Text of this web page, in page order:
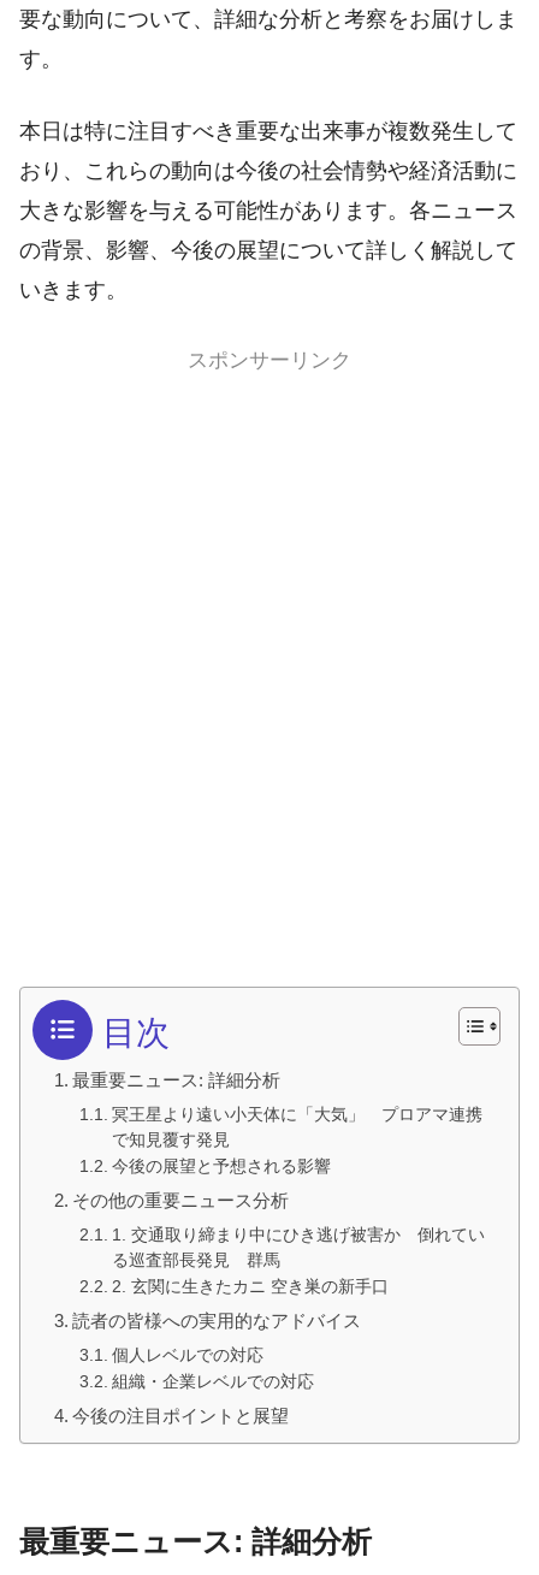
要な動向について、詳細な分析と考察をお届けしま
す。
本日は特に注目すべき重要な出来事が複数発生して
おり、これらの動向は今後の社会情勢や経済活動に
大きな影響を与える可能性があります。各ニュース
の背景、影響、今後の展望について詳しく解説して
いきます。
スポンサーリンク
目次
最重要ニュース: 詳細分析
冥王星より遠い小天体に「大気」 プロアマ連携
で知見覆す発見
今後の展望と予想される影響
その他の重要ニュース分析
1. 交通取り締まり中にひき逃げ被害か 倒れてい
る巡査部長発見 群馬
2. 玄関に生きたカニ 空き巣の新手口
読者の皆様への実用的なアドバイス
個人レベルでの対応
組織・企業レベルでの対応
今後の注目ポイントと展望
最重要ニュース: 詳細分析